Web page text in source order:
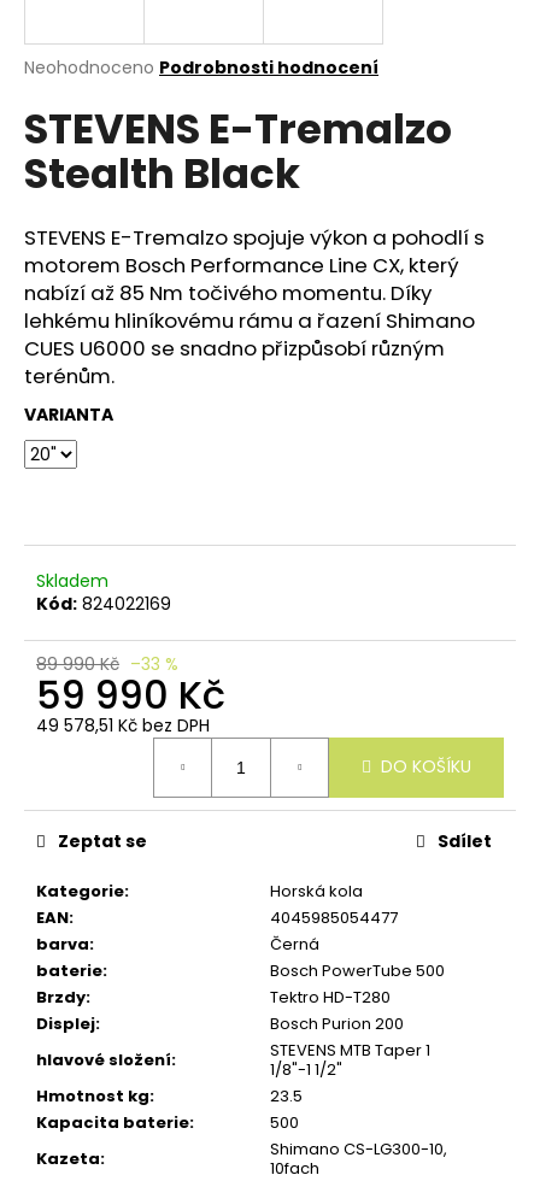
Průměrné
produktu
je
0,0
z
hvězdiček.
Neohodnoceno Podrobnosti hodnocení
STEVENS E-Tremalzo
Stealth Black
STEVENS E-Tremalzo spojuje výkon a pohodlí s
motorem Bosch Performance Line CX, který
nabízí až 85 Nm točivého momentu. Díky
lehkému hliníkovému rámu a řazení Shimano
CUES U6000 se snadno přizpůsobí různým
terénům.
VARIANTA
Skladem
Kód: 824022169
89 990 Kč –33 %
59 990 Kč
49 578,51 Kč bez DPH
DO KOŠÍKU
Kategorie:
Horská kola
EAN:
4045985054477
barva:
Černá
baterie:
Bosch PowerTube 500
Brzdy:
Tektro HD-T280
Displej:
Bosch Purion 200
hlavové složení:
STEVENS MTB Taper 1
1/8"-1 1/2"
Hmotnost kg:
23.5
Kapacita baterie:
500
Kazeta:
Shimano CS-LG300-10,
10fach
Zeptat se Sdílet
n
a
í
t
?
HLEDAT
D
o
p
u
u
e
m